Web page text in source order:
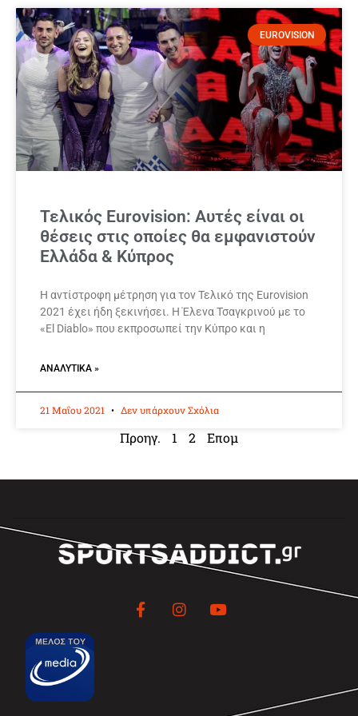
EUROVISION
Τελικός Eurovision: Αυτές είναι οι
θέσεις στις οποίες θα εμφανιστούν
Ελλάδα & Κύπρος
Η αντίστροφη μέτρηση για τον Τελικό της Eurovision
2021 έχει ήδη ξεκινήσει. Η Έλενα Τσαγκρινού με το
«El Diablo» που εκπροσωπεί την Κύπρο και η
ΑΝΑΛΥΤΙΚΆ »
21 Μαΐου 2021 Δεν υπάρχουν Σχόλια
Προηγ. 1 2 Επομ